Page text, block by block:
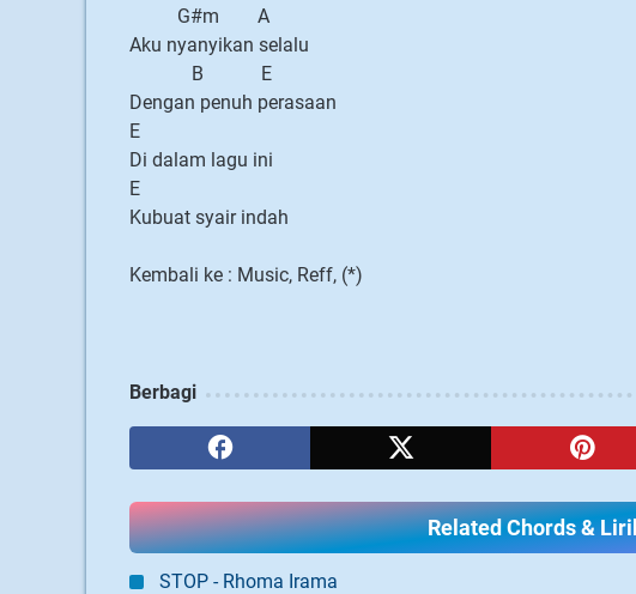
G#m A
Aku nyanyikan selalu
B E
Dengan penuh perasaan
E
Di dalam lagu ini
E
Kubuat syair indah
Kembali ke : Music, Reff, (*)
Berbagi
Related Chords &
STOP - Rhoma Irama